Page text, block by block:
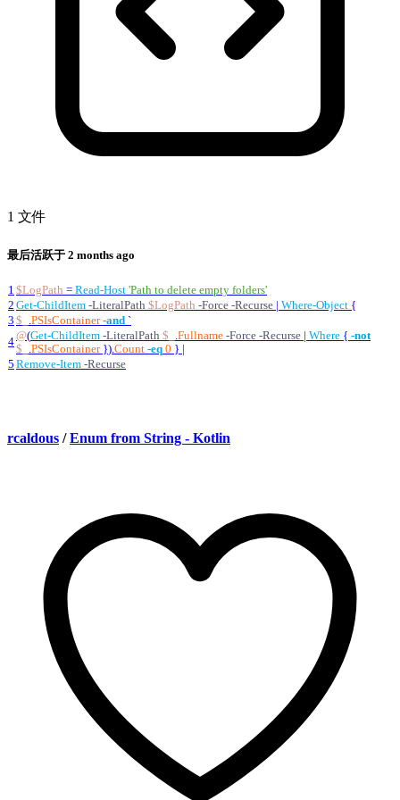
1 文件
最后活跃于 2 months ago
1 $LogPath = Read-Host 'Path to delete empty folders'
2 Get-ChildItem -LiteralPath $LogPath -Force -Recurse | Where-Object {
3 $_ PSIsContainer -and `
4@(Get-ChildItem -LiteralPath $_ Fullname -Force -Recurse | Where { -not
$_
PSIsContainer }) Count -eq 0 } |
5 Remove-Item -Recurse
rcaldous / Enum from String - Kotlin